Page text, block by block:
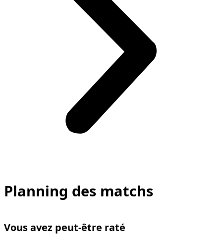
Planning des matchs
Vous avez peut-être raté